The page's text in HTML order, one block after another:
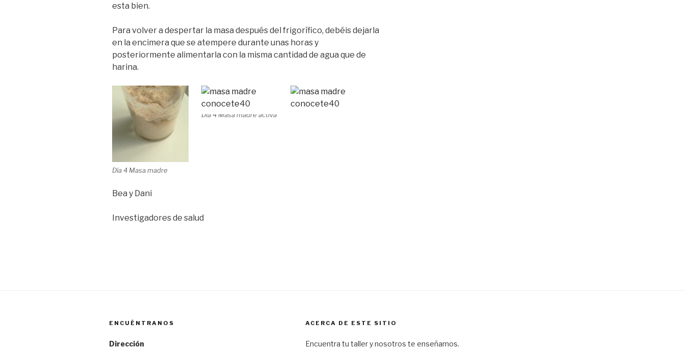
esta bien.
Para volver a despertar la masa después del frigorífico, debéis dejarla
en la encimera que se atempere durante unas horas y
posteriormente alimentarla con la misma cantidad de agua que de
harina.
Día 4 Masa madre
Día 4 Masa madre activa
Bea y Dani
Investigadores de salud
ENCUÉNTRANOS
Dirección
ACERCA DE ESTE SITIO
Encuentra tu taller y nosotros te enseñamos.